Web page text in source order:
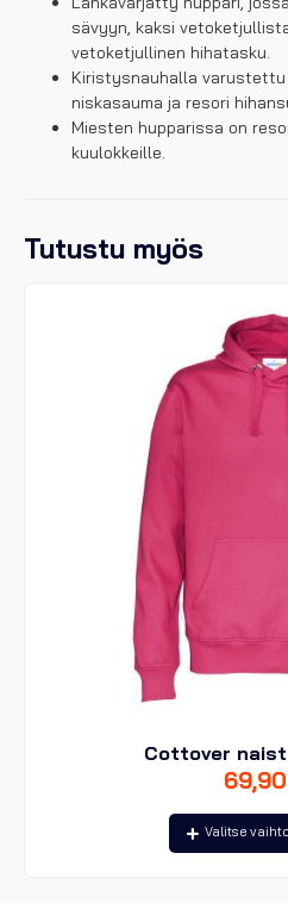
sävyyn, kaksi
vetoketjullinen hihatasku.
Kiristysnauhalla
niskasauma ja resori
Miesten hupparissa on
kuulokkeille.
Tutustu myös
Cottover
69,90
Valitse